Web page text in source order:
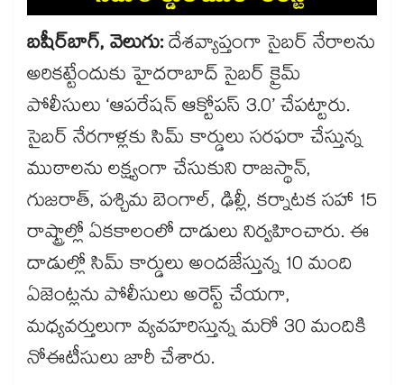
బషీర్​బాగ్, వెలుగు:దేశవ్యాప్తంగా సైబర్ నేరాలను
అరికట్టేందుకు హైదరాబాద్ సైబర్ క్రైమ్
పోలీసులు ‘ఆపరేషన్ ఆక్టోపస్ 3.0’ చేపట్టారు.
సైబర్ నేరగాళ్లకు సిమ్ కార్డులు సరఫరా చేస్తున్న
ముఠాలను లక్ష్యంగా చేసుకుని రాజస్థాన్,
గుజరాత్, పశ్చిమ బెంగాల్, ఢిల్లీ, కర్నాటక సహా 15
రాష్ట్రాల్లో ఏకకాలంలో దాడులు నిర్వహించారు. ఈ
దాడుల్లో సిమ్ కార్డులు అందజేస్తున్న 10 మంది
ఏజెంట్లను పోలీసులు అరెస్ట్ చేయగా,
మధ్యవర్తులుగా వ్యవహరిస్తున్న మరో 30 మందికి
నోఈటీసులు జారీ చేశారు.